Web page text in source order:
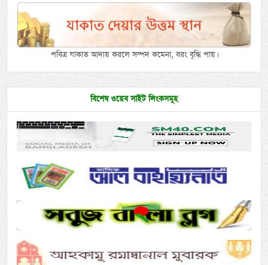
পবিত্র যাকাত আদায় করলে সম্পদ কমেনা, বরং বৃদ্ধি পায়।
বিশেষ ওয়েব সাইট লিংকসমূহ